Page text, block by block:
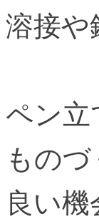
溶接や
ペン立
もの
良い機